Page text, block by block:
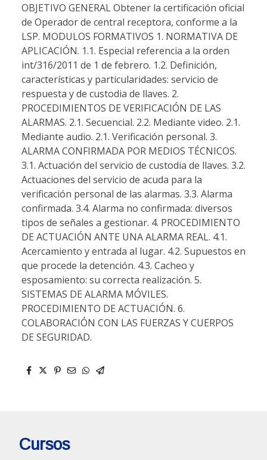
OBJETIVO GENERAL Obtener la certificación oficial
de Operador de central receptora, conforme a la
LSP. MODULOS FORMATIVOS 1. NORMATIVA DE
APLICACIÓN. 1.1. Especial referencia a la orden
int/316/2011 de 1 de febrero. 1.2. Definición,
características y particularidades: servicio de
respuesta y de custodia de llaves. 2.
PROCEDIMIENTOS DE VERIFICACIÓN DE LAS
ALARMAS. 2.1. Secuencial. 2.2. Mediante video. 2.1.
Mediante audio. 2.1. Verificación personal. 3.
ALARMA CONFIRMADA POR MEDIOS TÉCNICOS.
3.1. Actuación del servicio de custodia de llaves. 3.2.
Actuaciones del servicio de acuda para la
verificación personal de las alarmas. 3.3. Alarma
confirmada. 3.4. Alarma no confirmada: diversos
tipos de señales a gestionar. 4. PROCEDIMIENTO
DE ACTUACIÓN ANTE UNA ALARMA REAL. 4.1.
Acercamiento y entrada al lugar. 4.2. Supuestos en
que procede la detención. 4.3. Cacheo y
esposamiento: su correcta realización. 5.
SISTEMAS DE ALARMA MÓVILES.
PROCEDIMIENTO DE ACTUACIÓN. 6.
COLABORACIÓN CON LAS FUERZAS Y CUERPOS
DE SEGURIDAD.
Cursos